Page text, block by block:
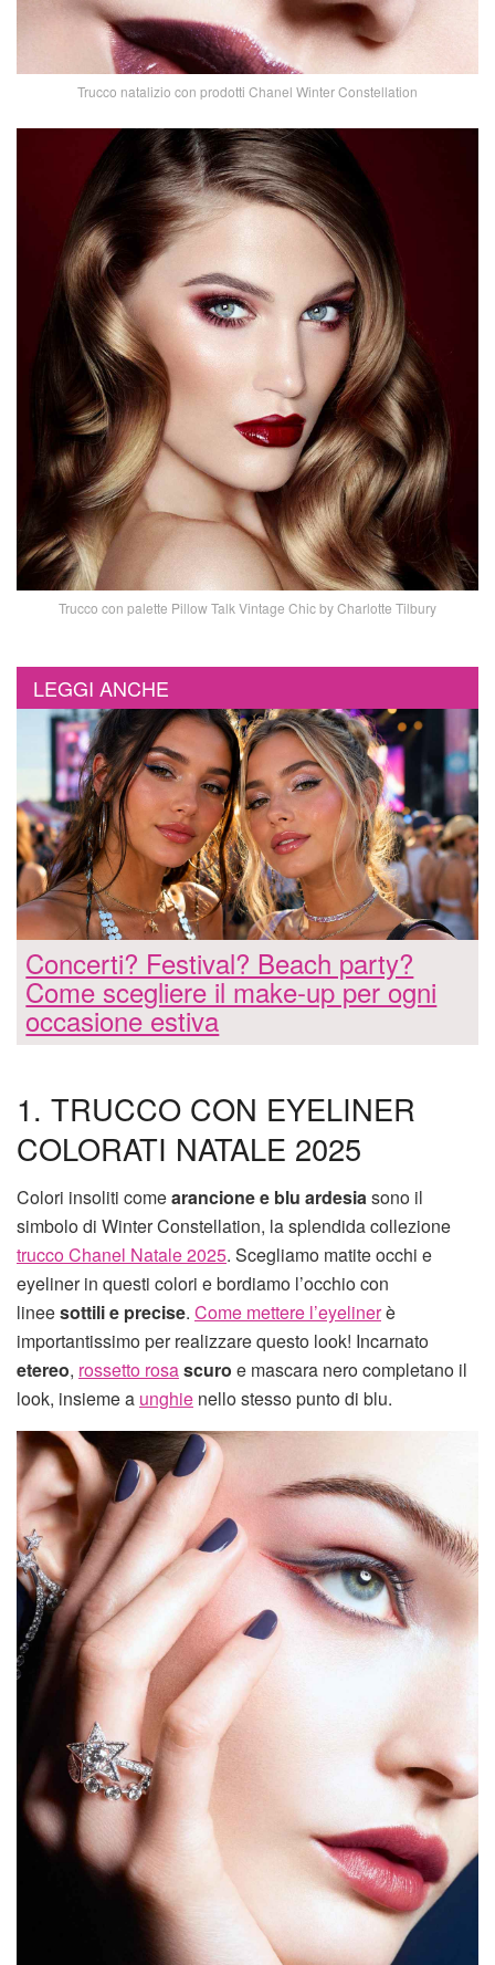
Trucco natalizio con prodotti Chanel Winter Constellation
Trucco con palette Pillow Talk Vintage Chic by Charlotte Tilbury
LEGGI ANCHE
Concerti? Festival? Beach party?
Come scegliere il make-up per ogni
occasione estiva
1. TRUCCO CON EYELINER
COLORATI NATALE 2025
Colori insoliti comearancione e blu ardesiasono il
simbolo di Winter Constellation, la splendida collezione
trucco Chanel Natale 2025. Scegliamo matite occhi e
eyeliner in questi colori e bordiamo l’occhio con
lineesottili e precise. Come mettere l’eyelinerè
importantissimo per realizzare questo look! Incarnato
etereo, rossetto rosascuro e mascara nero completano il
look, insieme a unghie nello stesso punto di blu.